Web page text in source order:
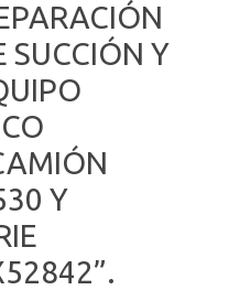
SUCCIÓN Y
Y